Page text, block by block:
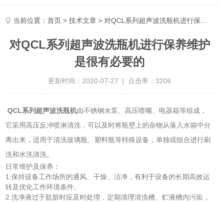
当前位置：首页 >技术文章 > 对QCL系列超声波洗瓶机进行保养维护是很有必要的
对QCL系列超声波洗瓶机进行保养维护
是很有必要的
更新时间：2020-07-27 | 点击率：3206
QCL系列超声波洗瓶机由不锈钢水泵、高压喷嘴、电器箱等组成，
它采用高压反冲喷淋清洗，可以及时将瓶壁上的杂物从落入水箱中分
离出来，适用于清洗玻璃瓶、塑料瓶等特殊设备，单独或组合进行刷
洗和水洗清洗。
日常维护及保养：
1.保持设备工作场所的通风、干燥、洁净，有利于设备的长期高效运
转及优化工作环境条件;
2.洗净液过于肮脏时应及时处理，定期清理清洗槽、贮液槽内污垢，